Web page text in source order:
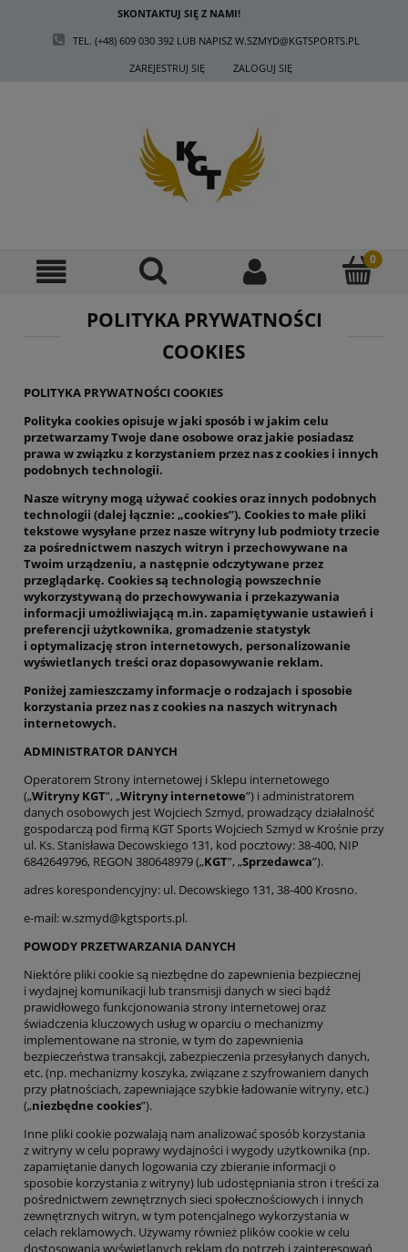
SKONTAKTUJ SIĘ Z NAMI!
TEL. (+48) 609 030 392 LUB NAPISZ W.SZMYD@KGTSPORTS.PL
ZAREJESTRUJ SIĘ
ZALOGUJ SIĘ
POLITYKA PRYWATNOŚCI
COOKIES
POLITYKA PRYWATNOŚCI COOKIES
Polityka cookies opisuje w jaki sposób i w jakim celu
przetwarzamy Twoje dane osobowe oraz jakie posiadasz
prawa w związku z korzystaniem przez nas z cookies i innych
podobnych technologii.
Nasze witryny mogą używać cookies oraz innych podobnych
technologii (dalej łącznie: „cookies”). Cookies to małe pliki
tekstowe wysyłane przez nasze witryny lub podmioty trzecie
za pośrednictwem naszych witryn i przechowywane na
Twoim urządzeniu, a następnie odczytywane przez
przeglądarkę. Cookies są technologią powszechnie
wykorzystywaną do przechowywania i przekazywania
informacji umożliwiającą m.in. zapamiętywanie ustawień i
preferencji użytkownika, gromadzenie statystyk
i optymalizację stron internetowych, personalizowanie
wyświetlanych treści oraz dopasowywanie reklam.
Poniżej zamieszczamy informacje o rodzajach i sposobie
korzystania przez nas z cookies na naszych witrynach
internetowych.
ADMINISTRATOR DANYCH
Operatorem Strony internetowej i Sklepu internetowego
(„Witryny KGT”, „Witryny internetowe”) i administratorem
danych osobowych jest Wojciech Szmyd, prowadzący działalność
gospodarczą pod firmą KGT Sports Wojciech Szmyd w Krośnie przy
ul. Ks. Stanisława Decowskiego 131, kod pocztowy: 38-400, NIP
6842649796, REGON 380648979 („KGT”, „Sprzedawca”).
adres korespondencyjny: ul. Decowskiego 131, 38-400 Krosno.
e-mail: w.szmyd@kgtsports.pl.
POWODY PRZETWARZANIA DANYCH
Niektóre pliki cookie są niezbędne do zapewnienia bezpiecznej
i wydajnej komunikacji lub transmisji danych w sieci bądź
prawidłowego funkcjonowania strony internetowej oraz
świadczenia kluczowych usług w oparciu o mechanizmy
implementowane na stronie, w tym do zapewnienia
bezpieczeństwa transakcji, zabezpieczenia przesyłanych danych,
etc. (np. mechanizmy koszyka, związane z szyfrowaniem danych
przy płatnościach, zapewniające szybkie ładowanie witryny, etc.)
(„niezbędne cookies”).
Inne pliki cookie pozwalają nam analizować sposób korzystania
z witryny w celu poprawy wydajności i wygody użytkownika (np.
zapamiętanie danych logowania czy zbieranie informacji o
sposobie korzystania z witryny) lub udostępniania stron i treści za
pośrednictwem zewnętrznych sieci społecznościowych i innych
zewnętrznych witryn, w tym potencjalnego wykorzystania w
celach reklamowych. Używamy również plików cookie w celu
dostosowania wyświetlanych reklam do potrzeb i zainteresowań